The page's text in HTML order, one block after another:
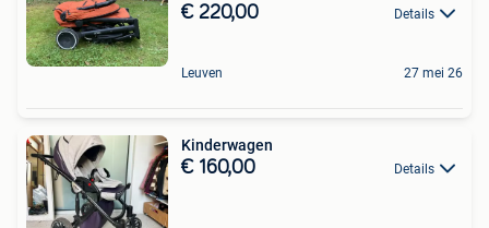
€ 220,00 Details
Leuven 27 mei 26
Kinderwagen
€ 160,00 Details